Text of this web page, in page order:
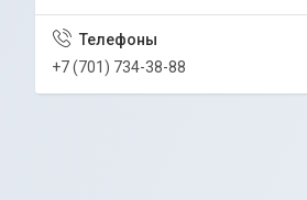
+7 (701) 734-38-88